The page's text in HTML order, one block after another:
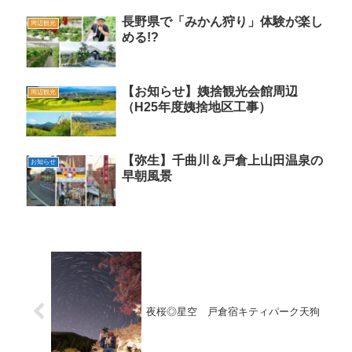
周辺観光
長野県で「みかん狩り」体験が楽し
める!?
周辺観光
【お知らせ】姨捨観光会館周辺
（H25年度姨捨地区工事）
お知らせ
【弥生】千曲川＆戸倉上山田温泉の
早朝風景
夜桜◎星空 戸倉宿キティパーク天狗